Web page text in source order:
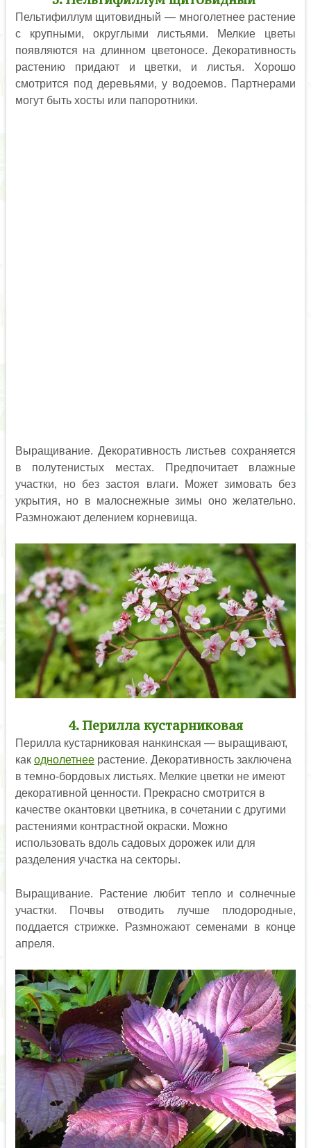
Пельтифиллум щитовидный — многолетнее растение
с крупными, округлыми листьями. Мелкие цветы
появляются на длинном цветоносе. Декоративность
растению придают и цветки, и листья. Хорошо
смотрится под деревьями, у водоемов. Партнерами
могут быть хосты или папоротники.
Выращивание. Декоративность листьев сохраняется
в полутенистых местах. Предпочитает влажные
участки, но без застоя влаги. Может зимовать без
укрытия, но в малоснежные зимы оно желательно.
Размножают делением корневища.
4. Перилла кустарниковая
Перилла кустарниковая нанкинская — выращивают,
как однолетнеерастение. Декоративность заключена
в темно-бордовых листьях. Мелкие цветки не имеют
декоративной ценности. Прекрасно смотрится в
качестве окантовки цветника, в сочетании с другими
растениями контрастной окраски. Можно
использовать вдоль садовых дорожек или для
разделения участка на секторы.
Выращивание. Растение любит тепло и солнечные
участки. Почвы отводить лучше плодородные,
поддается стрижке. Размножают семенами в конце
апреля.